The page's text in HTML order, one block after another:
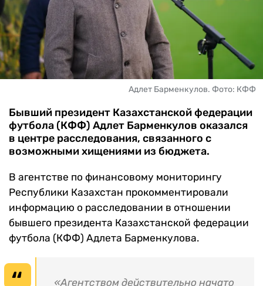
ДРУГИЕ
БУКМЕКЕРЫ
Адлет Барменкулов. Фото: КФФ
Бывший президент Казахстанской федерации
футбола (КФФ) Адлет Барменкулов оказался
в центре расследования, связанного с
возможными хищениями из бюджета.
В агентстве по финансовому мониторингу
Республики Казахстан прокомментировали
информацию о расследовании в отношении
бывшего президента Казахстанской федерации
футбола (КФФ) Адлета Барменкулова.
«Агентством действительно начато